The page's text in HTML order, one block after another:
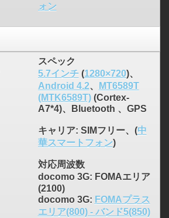
ォン
スペック
5.7インチ(1280×720)、
Android 4.2、
MT6589T
(MTK6589T)(Cortex-
A7*4)、Bluetooth 、GPS
キャリア: SIMフリー、(中
華スマートフォン)
対応周波数
docomo 3G: FOMAエリア
(2100)
docomo 3G: FOMAプラス
エリア(800) - バンド5(850)